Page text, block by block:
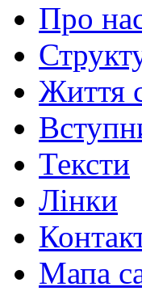
Про
Життя
Тексти
Лінки
Мапа